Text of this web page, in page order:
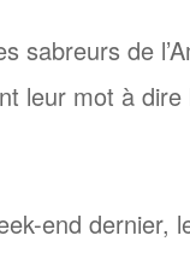
sabreurs de
leur mot à
end dernier,